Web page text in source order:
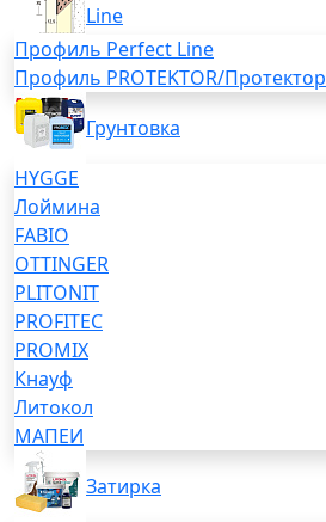
Line
Профиль Perfect Line
Профиль PROTEKTOR/Протектор
Грунтовка
HYGGE
Лоймина
FABIO
OTTINGER
PLITONIT
PROFITEC
PROMIX
Кнауф
Литокол
МАПЕИ
Затирка